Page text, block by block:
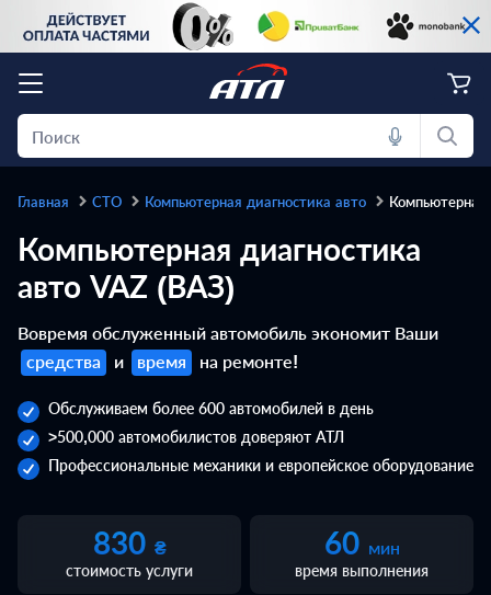
Главная СТО Компьютерная диагностика авто Компьютерная
Компьютерная диагностика
авто VAZ (ВАЗ)
Вовремя обслуженный автомобиль экономит Ваши
средства
и время на ремонте!
Обслуживаем более 600 автомобилей в день
>500,000 автомобилистов доверяют АТЛ
Профессиональные механики и европейское оборудование
830 ₴
стоимость услуги
60 мин
время выполнения
Техпомощь Инструменты и оборудование